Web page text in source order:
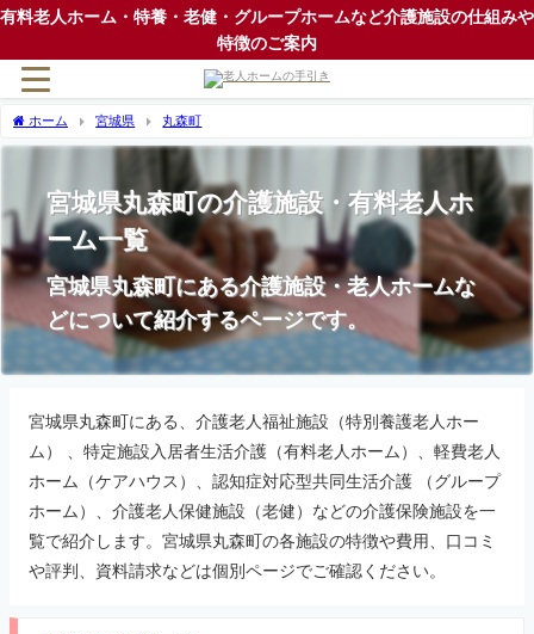
有料老人ホーム・特養・老健・グループホームなど介護施設の仕組みや
特徴のご案内
ホーム 宮城県 丸森町
宮城県丸森町の介護施設・有料老人ホ
ーム一覧
宮城県丸森町にある介護施設・老人ホームな
どについて紹介するページです。
宮城県丸森町にある、介護老人福祉施設（特別養護老人ホー
ム） 、特定施設入居者生活介護（有料老人ホーム）、軽費老人
ホーム（ケアハウス）、認知症対応型共同生活介護 （グループ
ホーム）、介護老人保健施設（老健）などの介護保険施設を一
覧で紹介します。宮城県丸森町の各施設の特徴や費用、口コミ
や評判、資料請求などは個別ページでご確認ください。